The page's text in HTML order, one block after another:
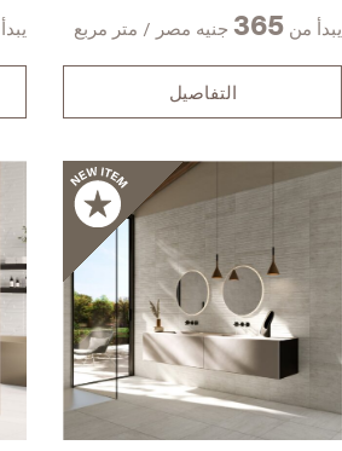
يبدأ من 365 جنيه مصر / متر مربع
التفاصيل